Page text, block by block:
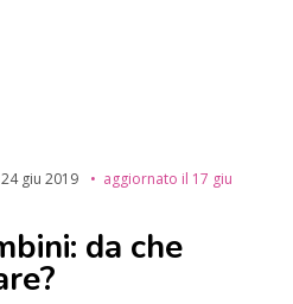
24 giu 2019 aggiornato il 17 giu
da che